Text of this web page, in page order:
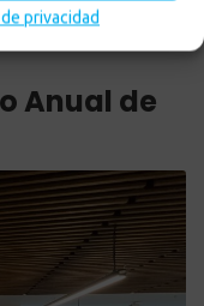
privacidad
Anual de